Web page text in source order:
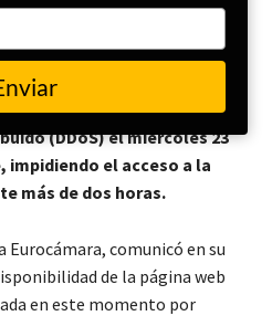
Parlamento Europeo fue
de denegación de
(DDoS) el miércoles 23
impidiendo el acceso a la
más de dos horas.
Eurocámara, comunicó en su
de la página web
en este momento por